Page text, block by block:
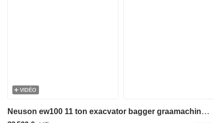
VIDÉO
Neuson ew100 11 ton exacvator bagger graamachine mobile